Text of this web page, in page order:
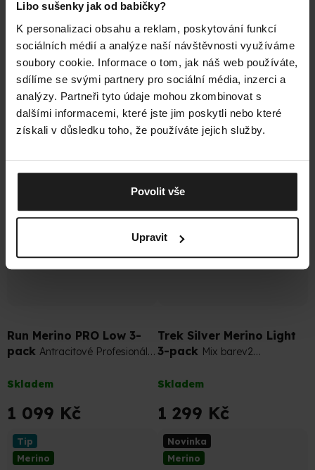
Libo sušenky jak od babičky?
K personalizaci obsahu a reklam, poskytování funkcí
sociálních médií a analýze naší návštěvnosti využíváme
soubory cookie. Informace o tom, jak náš web používáte,
sdílíme se svými partnery pro sociální média, inzerci a
analýzy. Partneři tyto údaje mohou zkombinovat s
dalšími informacemi, které jste jim poskytli nebo které
získali v důsledku toho, že používáte jejich služby.
Povolit vše
Upravit
1 287 Kč –14 %
Larvik Merino 3-packMix
barev Turistické Merino Ponožky
(sada)
Průměrné
hodnocení
produktu
4,5
hvězdiček.
Skladem
1 099 Kč
1 287 Kč –14 %
Run Merino PRO Low 3-
packMix barev1 Profesionální
Běžecké Merino Ponožky
Průměrné
hodnocení
produktu
5,0
z
5
hvězdiček.
Skladem
1 099 Kč
Run Merino PRO Low 3-
pack Antracitové Profesionální
hodnocení
produktu
je
5,0
Skladem
1 099 Kč
Tip
Silver
Trek Silver Merino Light
3-pack Mix barev2
Ponožky
hodnocení
produktu
je
5,0
Skladem
1 299 Kč
Tip
Merino
Novinka
Merino